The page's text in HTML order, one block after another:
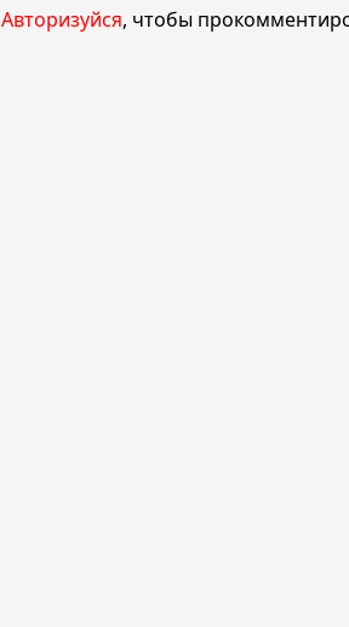
Авторизуйся, чтобы